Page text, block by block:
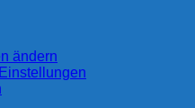
ändern